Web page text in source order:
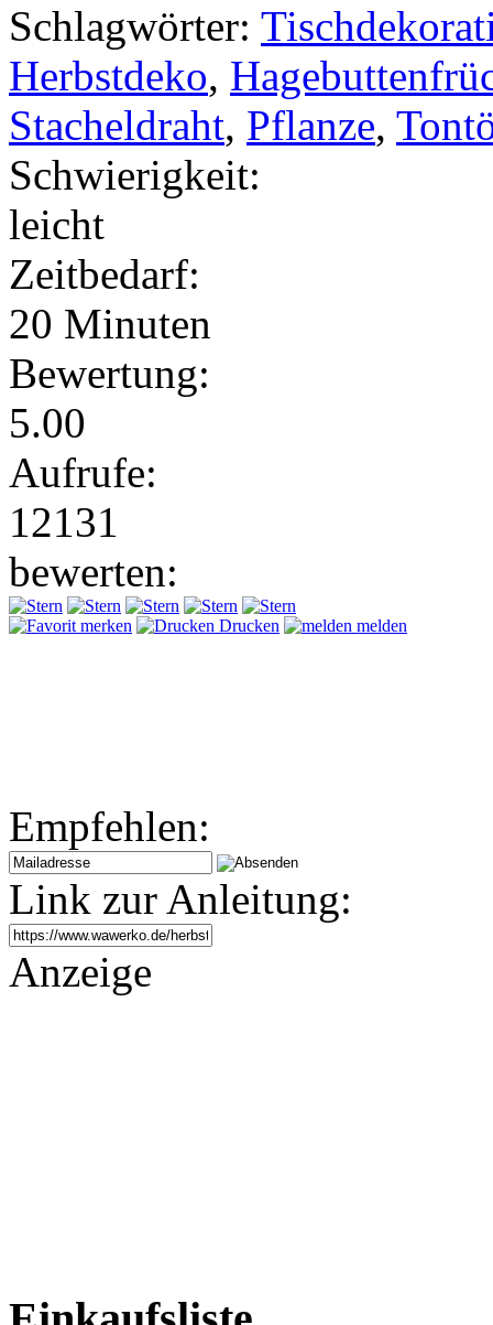
Schlagwörter:
Herbstdeko,
Stacheldraht, Pflanze,
Schwierigkeit:
leicht
Zeitbedarf:
20 Minuten
Bewertung:
5.00
Aufrufe:
12131
bewerten:
merken Drucken melden
Empfehlen:
Link zur Anleitung:
Anzeige